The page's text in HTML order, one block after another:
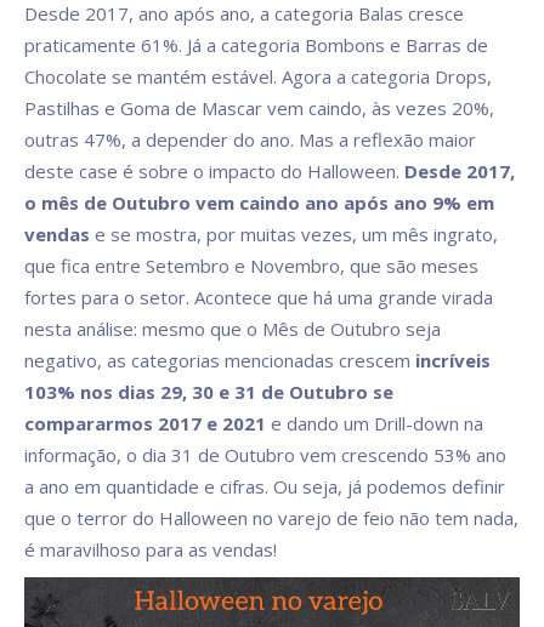
Desde 2017, ano após ano, a categoria Balas cresce
praticamente 61%. Já a categoria Bombons e Barras de
Chocolate se mantém estável. Agora a categoria Drops,
Pastilhas e Goma de Mascar vem caindo, às vezes 20%,
outras 47%, a depender do ano. Mas a reflexão maior
deste case é sobre o impacto do Halloween. Desde 2017,
o mês de Outubro vem caindo ano após ano 9% em
vendas e se mostra, por muitas vezes, um mês ingrato,
que fica entre Setembro e Novembro, que são meses
fortes para o setor. Acontece que há uma grande virada
nesta análise: mesmo que o Mês de Outubro seja
negativo, as categorias mencionadas crescem incríveis
103% nos dias 29, 30 e 31 de Outubro se
compararmos 2017 e 2021 e dando um Drill-down na
informação, o dia 31 de Outubro vem crescendo 53% ano
a ano em quantidade e cifras. Ou seja, já podemos definir
que o terror do Halloween no varejo de feio não tem nada,
é maravilhoso para as vendas!